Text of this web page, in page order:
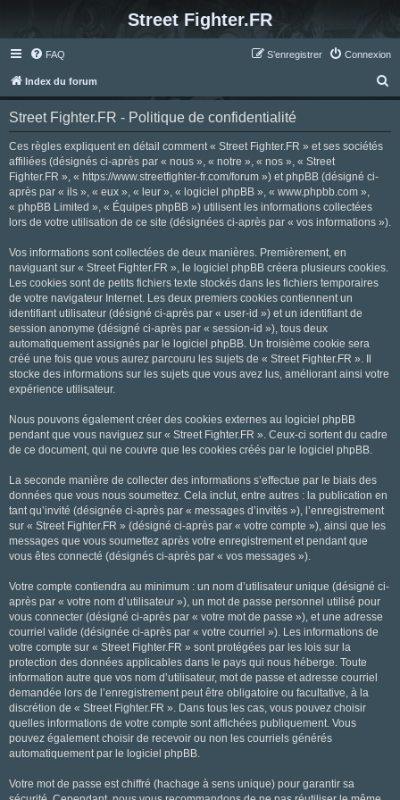
Street Fighter.FR
FAQ Connexion
S’enregistrer
Index du forum
e
Street Fighter.FR - Politique de confidentialité
Ces règles expliquent en détail comment « Street Fighter.FR » et ses sociétés
affiliées (désignés ci-après par « nous », « notre », « nos », « Street
Fighter.FR », « https://www.streetfighter-fr.com/forum ») et phpBB (désigné ci-
après par « ils », « eux », « leur », « logiciel phpBB », « www.phpbb.com »,
« phpBB Limited », « Équipes phpBB ») utilisent les informations collectées
lors de votre utilisation de ce site (désignées ci-après par « vos informations »).
Vos informations sont collectées de deux manières. Premièrement, en
naviguant sur « Street Fighter.FR », le logiciel phpBB créera plusieurs cookies.
Les cookies sont de petits fichiers texte stockés dans les fichiers temporaires
de votre navigateur Internet. Les deux premiers cookies contiennent un
identifiant utilisateur (désigné ci-après par « user-id ») et un identifiant de
session anonyme (désigné ci-après par « session-id »), tous deux
automatiquement assignés par le logiciel phpBB. Un troisième cookie sera
créé une fois que vous aurez parcouru les sujets de « Street Fighter.FR ». Il
stocke des informations sur les sujets que vous avez lus, améliorant ainsi votre
expérience utilisateur.
Nous pouvons également créer des cookies externes au logiciel phpBB
pendant que vous naviguez sur « Street Fighter.FR ». Ceux-ci sortent du cadre
de ce document, qui ne couvre que les cookies créés par le logiciel phpBB.
La seconde manière de collecter des informations s’effectue par le biais des
données que vous nous soumettez. Cela inclut, entre autres : la publication en
tant qu’invité (désignée ci-après par « messages d’invités »), l’enregistrement
sur « Street Fighter.FR » (désigné ci-après par « votre compte »), ainsi que les
messages que vous soumettez après votre enregistrement et pendant que
vous êtes connecté (désignés ci-après par « vos messages »).
Votre compte contiendra au minimum : un nom d’utilisateur unique (désigné ci-
après par « votre nom d’utilisateur »), un mot de passe personnel utilisé pour
vous connecter (désigné ci-après par « votre mot de passe »), et une adresse
courriel valide (désignée ci-après par « votre courriel »). Les informations de
votre compte sur « Street Fighter.FR » sont protégées par les lois sur la
protection des données applicables dans le pays qui nous héberge. Toute
information autre que vos nom d’utilisateur, mot de passe et adresse courriel
demandée lors de l’enregistrement peut être obligatoire ou facultative, à la
discrétion de « Street Fighter.FR ». Dans tous les cas, vous pouvez choisir
quelles informations de votre compte sont affichées publiquement. Vous
pouvez également choisir de recevoir ou non les courriels générés
automatiquement par le logiciel phpBB.
Votre mot de passe est chiffré (hachage à sens unique) pour garantir sa